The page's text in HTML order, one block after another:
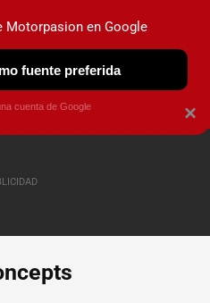
OBSERVATORIO
×
Motorpasion en Google
fuente preferida
cuenta de Google